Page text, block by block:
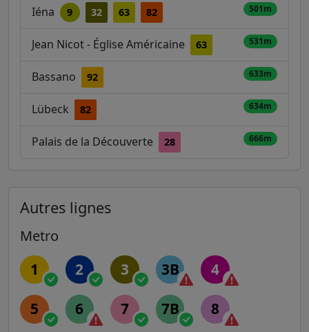
Iéna 9 32 63 82 501m
Jean Nicot - Église Américaine 63 531m
Bassano 92 633m
Lübeck 82 634m
Palais de la Découverte 28 666m
Autres lignes
Metro
1 2 3 3B 4
5 6 7 7B 8